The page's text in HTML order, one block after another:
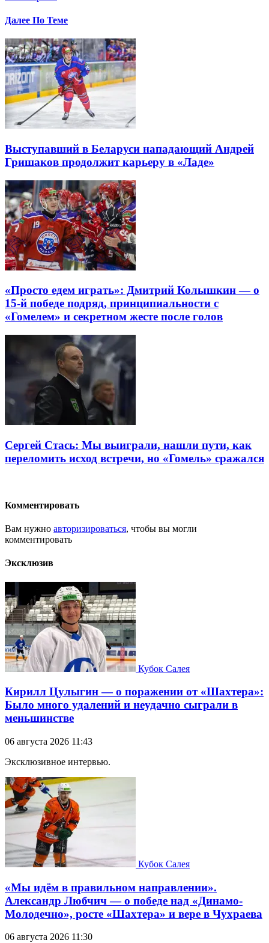
Далее По Теме
Выступавший в Беларуси нападающий Андрей
Гришаков продолжит карьеру в «Ладе»
«Просто едем играть»: Дмитрий Колышкин — о
15-й победе подряд, принципиальности с
«Гомелем» и секретном жесте после голов
Сергей Стась: Мы выиграли, нашли пути, как
переломить исход встречи, но «Гомель» сражался
Комментировать
Вам нужно авторизироваться, чтобы вы могли
комментировать
Эксклюзив
Кубок Салея
Кирилл Цулыгин — о поражении от «Шахтера»:
Было много удалений и неудачно сыграли в
меньшинстве
06 августа 2026 11:43
Эксклюзивное интервью.
Кубок Салея
«Мы идём в правильном направлении».
Александр Любчич — о победе над «Динамо-
Молодечно», росте «Шахтера» и вере в Чухраева
06 августа 2026 11:30